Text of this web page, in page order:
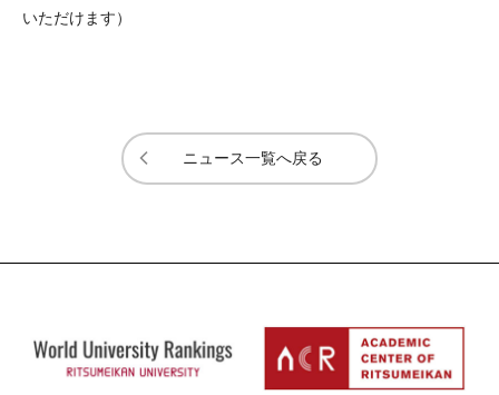
いただけます）
ニュース一覧へ戻る